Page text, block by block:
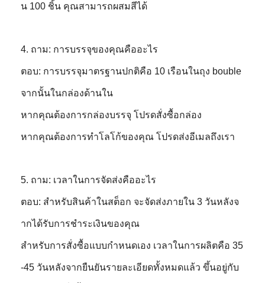
น 100 ชิ้น คุณสามารถผสมสีได้
4. ถาม: การบรรจุของคุณคืออะไร
ตอบ: การบรรจุมาตรฐานปกติคือ 10 เรือนในถุง bouble
จากนั้นในกล่องด้านใน
หากคุณต้องการกล่องบรรจุ โปรดสั่งซื้อกล่อง
หากคุณต้องการทำโลโก้ของคุณ โปรดส่งอีเมลถึงเรา
5. ถาม: เวลาในการจัดส่งคืออะไร
ตอบ: สำหรับสินค้าในสต็อก จะจัดส่งภายใน 3 วันหลังจ
ากได้รับการชำระเงินของคุณ
สำหรับการสั่งซื้อแบบกำหนดเอง เวลาในการผลิตคือ 35
-45 วันหลังจากยืนยันรายละเอียดทั้งหมดแล้ว ขึ้นอยู่กับ